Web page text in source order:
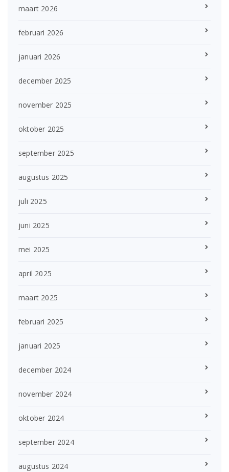
maart 2026
februari 2026
januari 2026
december 2025
november 2025
oktober 2025
september 2025
augustus 2025
juli 2025
juni 2025
mei 2025
april 2025
maart 2025
februari 2025
januari 2025
december 2024
november 2024
oktober 2024
september 2024
augustus 2024